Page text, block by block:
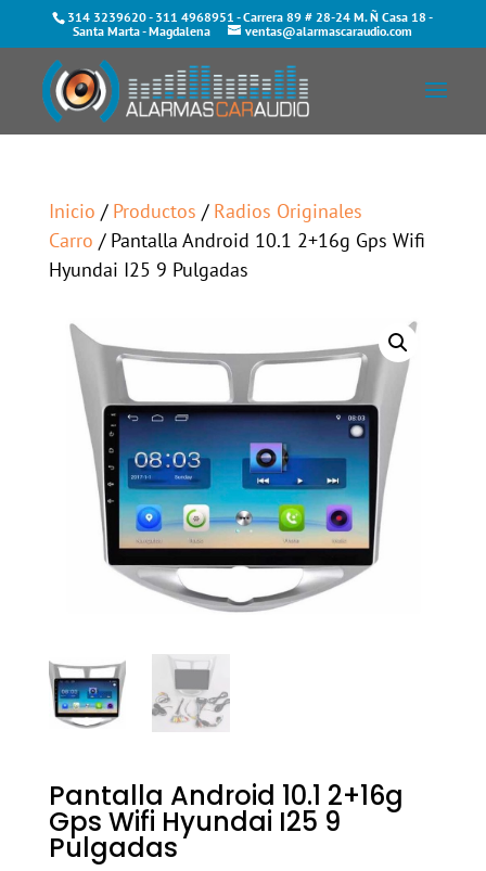
314 3239620- 311 4968951 - Carrera 89 # 28-24 M. Ñ Casa 18 -
Santa Marta - Magdalena
ventas@alarmascaraudio.com
Inicio / Productos / Radios Originales
Carro / Pantalla Android 10.1 2+16g Gps Wifi
Hyundai I25 9 Pulgadas
Pantalla Android 10.1 2+16g
Gps Wifi Hyundai I25 9
Pulgadas